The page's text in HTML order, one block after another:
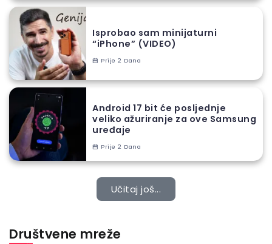
Isprobao sam minijaturni
“iPhone” (VIDEO)
Prije 2 Dana
Android 17 bit će posljednje
veliko ažuriranje za ove Samsung
uređaje
Prije 2 Dana
Učitaj još...
Društvene mreže